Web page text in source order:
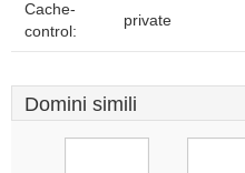
Cache-
control:
private
Domini simili